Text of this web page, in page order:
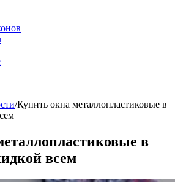
/Купить окна металлопластиковые в
в
всем